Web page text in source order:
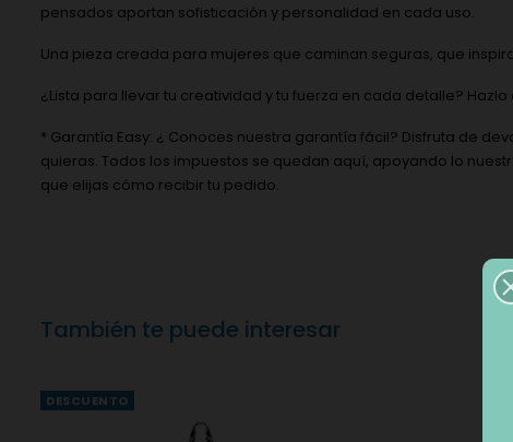
pensados aportan sofisticación y personalidad en cada uso.
Una pieza creada para mujeres que caminan seguras, que
¿Lista para llevar tu creatividad y tu fuerza en cada detalle? Hazlo
* Garantía Easy: ¿ Conoces nuestra garantía fácil? Disfruta de
quieras. Todos los impuestos se quedan aquí, apoyando lo
que elijas cómo recibir tu pedido.
También te puede interesar
DESCUENTO